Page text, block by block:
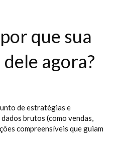
que sua
agora?
de estratégias e
brutos (como vendas,
compreensíveis que guiam